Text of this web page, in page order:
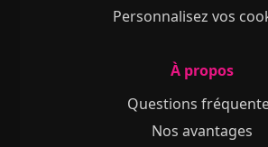
Personnalisez vos
À propos
Questions
Nos avantages